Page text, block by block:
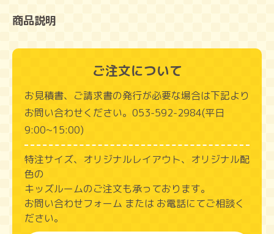
商品説明
ご注文について
お見積書、ご請求書の発行が必要な場合は下記より
お問い合わせください。053‑592‑2984(平日
9:00~15:00)
特注サイズ、オリジナルレイアウト、オリジナル配
色の
キッズルームのご注文も承っております。
お問い合わせフォーム または お電話にてご相談く
ださい。